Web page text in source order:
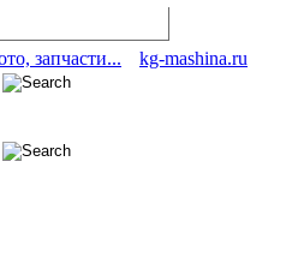
kg-mashina.ru